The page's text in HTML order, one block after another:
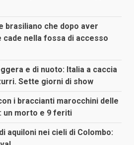
brasiliano che dopo aver
nella fossa di accesso
e di nuoto: Italia a caccia
Sette giorni di show
i braccianti marocchini delle
un morto e 9 feriti
aquiloni nei cieli di Colombo: